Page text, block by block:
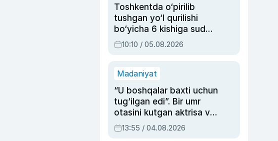
Toshkentda o‘pirilib
tushgan yo‘l qurilishi
bo‘yicha 6 kishiga sud
hukmi o‘qildi
10:10 / 05.08.2026
Madaniyat
“U boshqalar baxti uchun
tug‘ilgan edi”. Bir umr
otasini kutgan aktrisa va
dublyaj ustasi Rimma
Ahmedovaning
13:55 / 04.08.2026